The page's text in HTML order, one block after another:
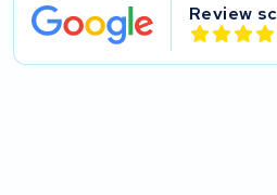
Keola
Review